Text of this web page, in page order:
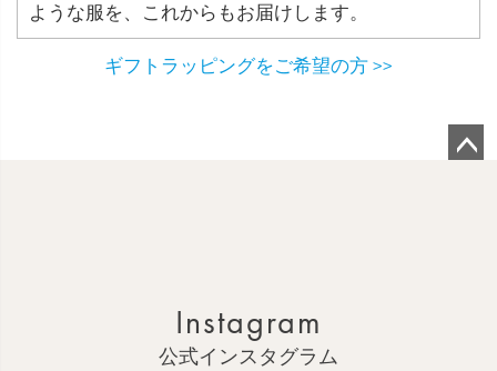
ような服を、これからもお届けします。
ギフトラッピングをご希望の方 >>
Instagram
公式インスタグラム